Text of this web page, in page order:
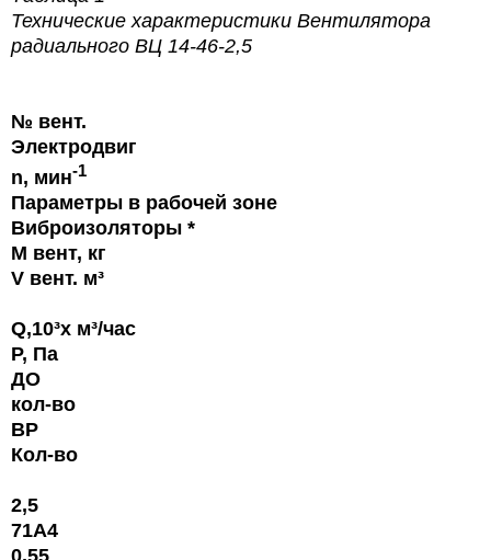
Технические характеристики Вентилятора
радиального ВЦ 14-46-2,5
№ вент.
Электродвиг
n, мин-1
Параметры в рабочей зоне
Виброизоляторы *
М вент, кг
V вент. м³
Q,10³х м³/час
P, Па
ДО
кол-во
ВР
Кол-во
2,5
71А4
0,55